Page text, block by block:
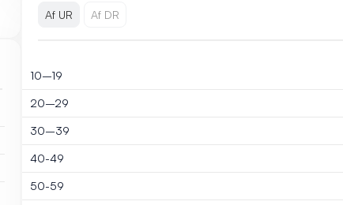
Af UR Af DR
10–19
20–29
30–39
40-49
50-59